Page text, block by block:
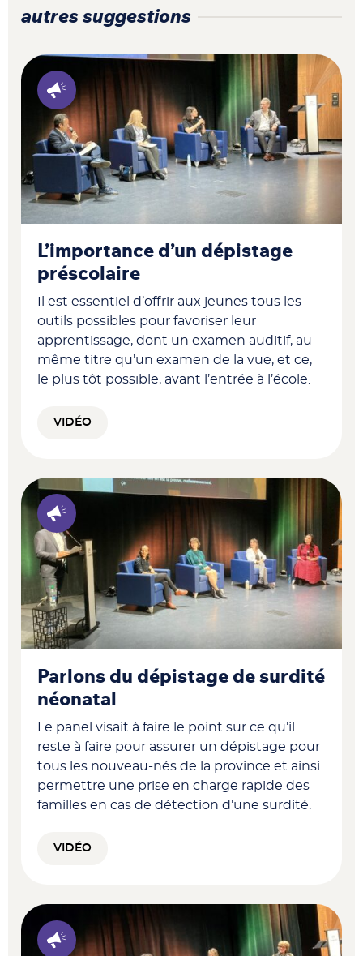
autres suggestions
L’importance d’un dépistage
préscolaire
Il est essentiel d’offrir aux jeunes tous les
outils possibles pour favoriser leur
apprentissage, dont un examen auditif, au
même titre qu’un examen de la vue, et ce,
le plus tôt possible, avant l’entrée à l’école.
VIDÉO
Parlons du dépistage de surdité
néonatal
Le panel visait à faire le point sur ce qu’il
reste à faire pour assurer un dépistage pour
tous les nouveau-nés de la province et ainsi
permettre une prise en charge rapide des
familles en cas de détection d’une surdité.
VIDÉO